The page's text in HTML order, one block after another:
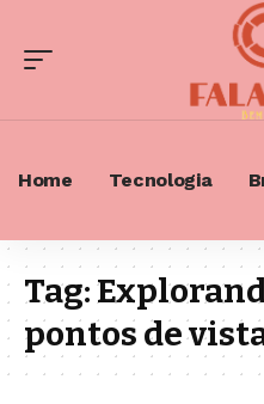
Home Tecnologia
Tag:
pontos de